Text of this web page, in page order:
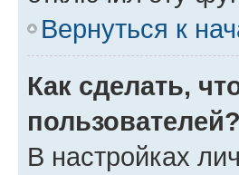
Вернуться к
Как сделать,
пользователей?
В настройках